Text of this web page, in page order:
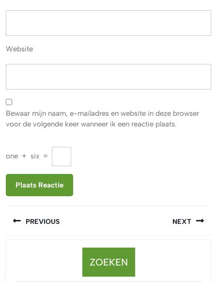
Website
Bewaar mijn naam, e-mailadres en website in deze browser
voor de volgende keer wanneer ik een reactie plaats.
one + six =
PREVIOUS NEXT
Volgende
bericht:
ZOEKEN